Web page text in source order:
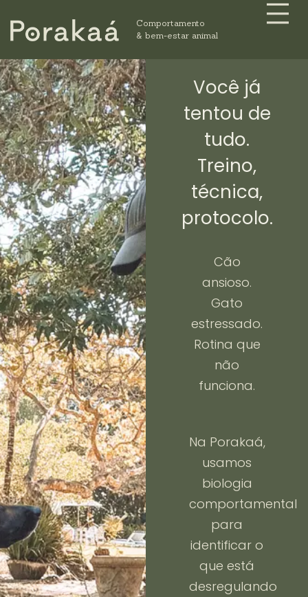
para
conteúdo
Comportamento
& bem-estar animal
Você já
tentou de
tudo.
Treino,
técnica,
protocolo.
Cão
ansioso.
Gato
estressado.
Rotina que
não
funciona.
Na Porakaá,
usamos
biologia
comportamental
para
identificar o
que está
desregulando